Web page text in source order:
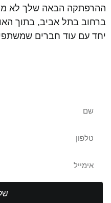
ההרפתקה הבאה שלך לא
ברחוב בתל אביב, בתוך
יחד עם עוד חברים